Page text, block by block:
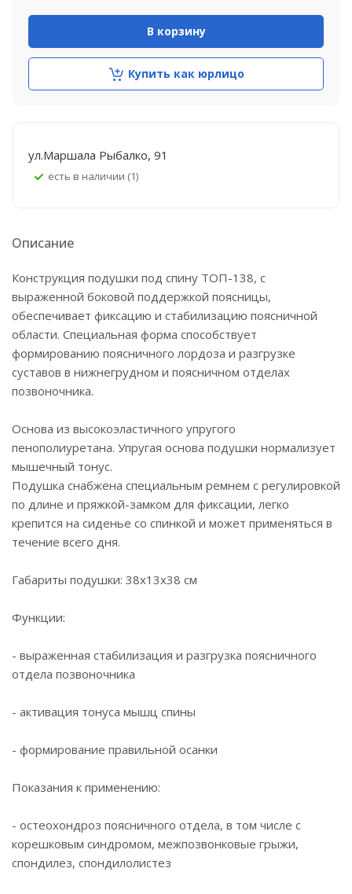
В корзину
Купить как юрлицо
ул.Маршала Рыбалко, 91
Есть в наличии (1)
Описание
Конструкция подушки под спину ТОП-138, с
выраженной боковой поддержкой поясницы,
обеспечивает фиксацию и стабилизацию поясничной
области. Специальная форма способствует
формированию поясничного лордоза и разгрузке
суставов в нижнегрудном и поясничном отделах
позвоночника.
Основа из высокоэластичного упругого
пенополиуретана. Упругая основа подушки нормализует
мышечный тонус.
Подушка снабжена специальным ремнем с регулировкой
по длине и пряжкой-замком для фиксации, легко
крепится на сиденье со спинкой и может применяться в
течение всего дня.
Габариты подушки: 38х13х38 см
Функции:
- выраженная стабилизация и разгрузка поясничного
отдела позвоночника
- активация тонуса мышц спины
- формирование правильной осанки
Показания к применению:
- остеохондроз поясничного отдела, в том числе с
корешковым синдромом, межпозвонковые грыжи,
спондилез, спондилолистез